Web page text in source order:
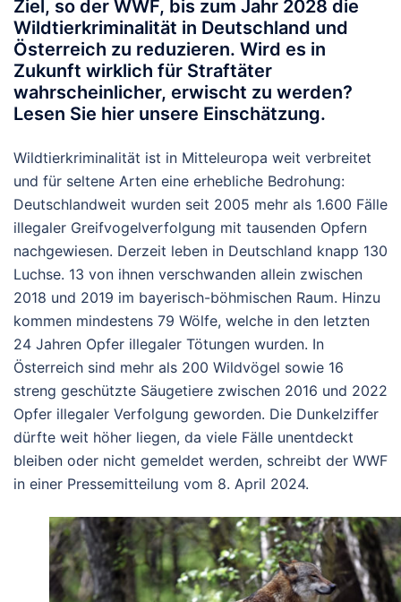
Ziel, so der WWF, bis zum Jahr 2028 die
Wildtierkriminalität in Deutschland und
Österreich zu reduzieren. Wird es in
Zukunft wirklich für Straftäter
wahrscheinlicher, erwischt zu werden?
Lesen Sie hier unsere Einschätzung.
Wildtierkriminalität ist in Mitteleuropa weit verbreitet
und für seltene Arten eine erhebliche Bedrohung:
Deutschlandweit wurden seit 2005 mehr als 1.600 Fälle
illegaler Greifvogelverfolgung mit tausenden Opfern
nachgewiesen. Derzeit leben in Deutschland knapp 130
Luchse. 13 von ihnen verschwanden allein zwischen
2018 und 2019 im bayerisch-böhmischen Raum. Hinzu
kommen mindestens 79 Wölfe, welche in den letzten
24 Jahren Opfer illegaler Tötungen wurden. In
Österreich sind mehr als 200 Wildvögel sowie 16
streng geschützte Säugetiere zwischen 2016 und 2022
Opfer illegaler Verfolgung geworden. Die Dunkelziffer
dürfte weit höher liegen, da viele Fälle unentdeckt
bleiben oder nicht gemeldet werden, schreibt der WWF
in einer Pressemitteilung vom 8. April 2024.